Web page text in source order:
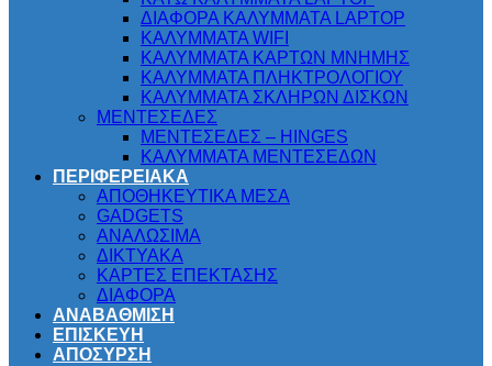
ΔΙΑΦΟΡΑ ΚΑΛΥΜΜΑΤΑ LAPTOP
ΚΑΛΥΜΜΑΤΑ WIFI
ΚΑΛΥΜΜΑΤΑ ΚΑΡΤΩΝ ΜΝΗΜΗΣ
ΚΑΛΥΜΜΑΤΑ ΠΛΗΚΤΡΟΛΟΓΙΟΥ
ΚΑΛΥΜΜΑΤΑ ΣΚΛΗΡΩΝ ΔΙΣΚΩΝ
ΜΕΝΤΕΣΕΔΕΣ
ΜΕΝΤΕΣΕΔΕΣ – HINGES
ΚΑΛΥΜΜΑΤΑ ΜΕΝΤΕΣΕΔΩΝ
ΠΕΡΙΦΕΡΕΙΑΚΑ
ΑΠΟΘΗΚΕΥΤΙΚΑ ΜΕΣΑ
GADGETS
ΑΝΑΛΩΣΙΜΑ
ΔΙΚΤΥΑΚΑ
ΚΑΡΤΕΣ ΕΠΕΚΤΑΣΗΣ
ΔΙΑΦΟΡΑ
ΑΝΑΒΑΘΜΙΣΗ
ΕΠΙΣΚΕΥΗ
ΑΠΟΣΥΡΣΗ